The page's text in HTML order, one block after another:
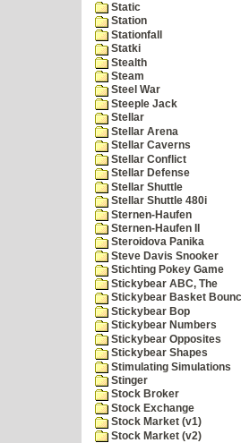
Static
Station
Stationfall
Statki
Stealth
Steam
Steel War
Steeple Jack
Stellar
Stellar Arena
Stellar Caverns
Stellar Conflict
Stellar Defense
Stellar Shuttle
Stellar Shuttle 480i
Sternen-Haufen
Sternen-Haufen II
Steroidova Panika
Steve Davis Snooker
Stichting Pokey Game
Stickybear ABC, The
Stickybear Basket
Stickybear Bop
Stickybear Numbers
Stickybear Opposites
Stickybear Shapes
Stimulating Simulations
Stinger
Stock Broker
Stock Exchange
Stock Market (v1)
Stock Market (v2)